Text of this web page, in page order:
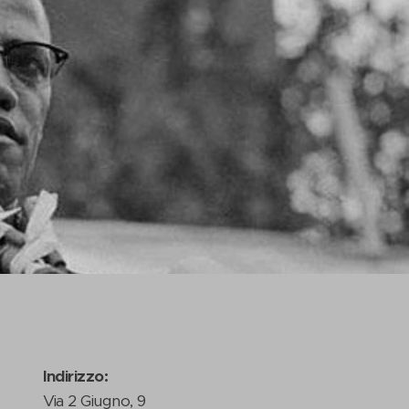
Indirizzo:
Via 2 Giugno, 9